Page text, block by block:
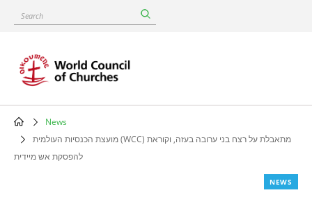
content
Search
Breadcrumb
News
להפסקת אש מיידית
NEWS